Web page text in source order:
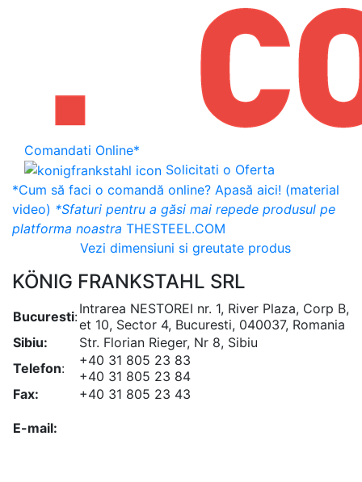
Comandati Online*
Solicitati o Oferta
*Cum să faci o comandă online? Apasă aici! (material
video) *Sfaturi pentru a găsi mai repede produsul pe
platforma noastra THESTEEL.COM
Vezi dimensiuni si greutate produs
KÖNIG FRANKSTAHL SRL
Bucuresti:Intrarea NESTOREI nr. 1, River Plaza, Corp B,
et 10, Sector 4, Bucuresti, 040037, Romania
Sibiu:
Str. Florian Rieger, Nr 8, Sibiu
Telefon:
+40 31 805 23 83
+40 31 805 23 84
Fax:
+40 31 805 23 43
E-mail: